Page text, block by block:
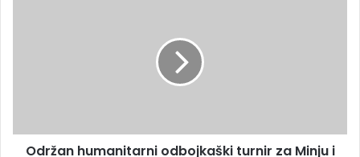
Održan humanitarni odbojkaški turnir za Minju i